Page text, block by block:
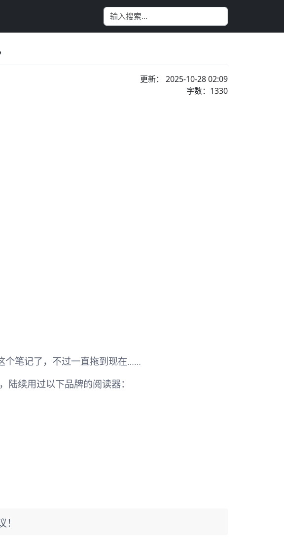
更新： 2025-10-28 02:09
字数：1330
个笔记了，不过一直拖到现在……
陆续用过以下品牌的阅读器：
！